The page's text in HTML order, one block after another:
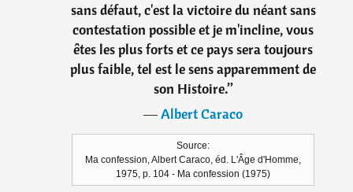
sans défaut, c'est la victoire du néant sans
contestation possible et je m'incline, vous
êtes les plus forts et ce pays sera toujours
plus faible, tel est le sens apparemment de
son Histoire.”
―Albert Caraco
Source:
Ma confession, Albert Caraco, éd. L'Âge d'Homme,
1975, p. 104 - Ma confession (1975)